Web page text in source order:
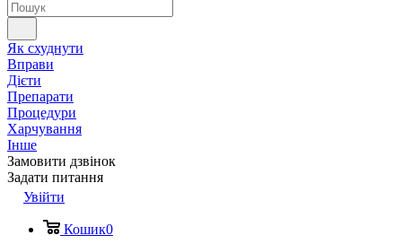
Як схуднути
Вправи
Дієти
Препарати
Процедури
Харчування
Інше
Замовити дзвінок
Задати питання
Увійти
Кошик0